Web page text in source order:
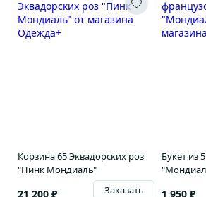
Корзина 65 Эквадорских роз
"Пинк Мондиаль"
21 200 ₽ Заказать
Букет из
1 950 ₽